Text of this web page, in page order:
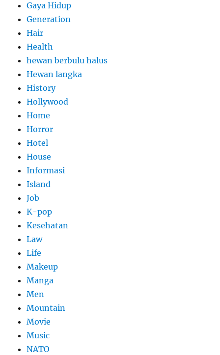
Gaya Hidup
Generation
Hair
Health
hewan berbulu halus
Hewan langka
History
Hollywood
Home
Horror
Hotel
House
Informasi
Island
Job
K-pop
Kesehatan
Law
Life
Makeup
Manga
Men
Mountain
Movie
Music
NATO